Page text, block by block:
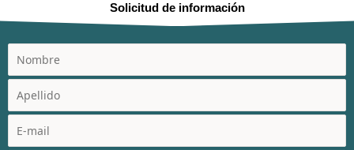
Solicitud de información